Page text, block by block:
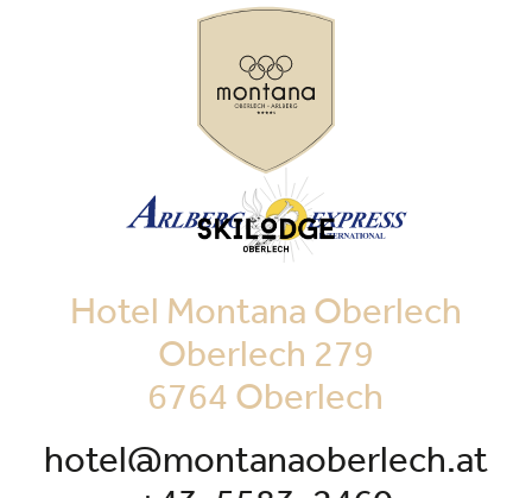
Hotel Montana Oberlech
Oberlech 279
6764 Oberlech
hotel@montanaoberlech.at